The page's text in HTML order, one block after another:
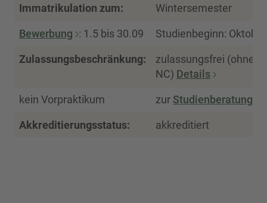
Immatrikulation zum: Wintersemester
Bewerbung : 1.5 bis 30.09 Studienbeginn: Oktober
Zulassungsbeschränkung:
zulassungsfrei (ohne
NC) Details
kein Vorpraktikum zur Studienberatung
Akkreditierungsstatus: akkreditiert